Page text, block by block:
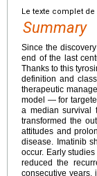
Le texte complet
Summary
Since the
end of the last
Thanks to this
definition and
therapeutic
model — for
a median survival
transformed the
attitudes and
disease. Imatinib
occur. Early
reduced the
consecutive years,